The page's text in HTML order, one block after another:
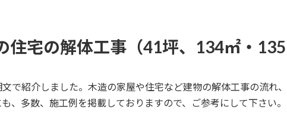
住宅の解体工事（41坪、134㎡・
で紹介しました。木造の家屋や住宅など建物の解体工事の流れ
、多数、施工例を掲載しておりますので、ご参考にして下さい。